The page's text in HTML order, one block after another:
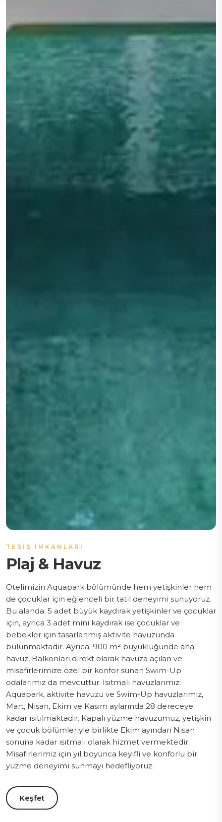
TESIS İMKANLARI
Plaj & Havuz
Otelimizin Aquapark bölümünde hem yetişkinler hem
de çocuklar için eğlenceli bir tatil deneyimi sunuyoruz.
Bu alanda: 5 adet büyük kaydırak yetişkinler ve çocuklar
için, ayrıca 3 adet mini kaydırak ise çocuklar ve
bebekler için tasarlanmış aktivite havuzunda
bulunmaktadır. Ayrıca: 900 m² büyüklüğünde ana
havuz, Balkonları direkt olarak havuza açılan ve
misafirlerimize özel bir konfor sunan Swim-Up
odalarımız da mevcuttur. Isıtmalı havuzlarımız:
Aquapark, aktivite havuzu ve Swim-Up havuzlarımız,
Mart, Nisan, Ekim ve Kasım aylarında 28 dereceye
kadar ısıtılmaktadır. Kapalı yüzme havuzumuz, yetişkin
ve çocuk bölümleriyle birlikte Ekim ayından Nisan
sonuna kadar ısıtmalı olarak hizmet vermektedir.
Misafirlerimiz için yıl boyunca keyifli ve konforlu bir
yüzme deneyimi sunmayı hedefliyoruz.
Keşfet